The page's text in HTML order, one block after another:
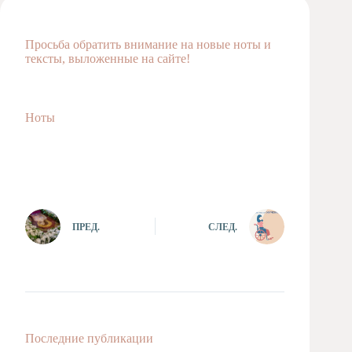
Музыкальное
Просьба обратить внимание на новые ноты и
тексты, выложенные на сайте!
Ноты
ПРЕД. СЛЕД.
Последние публикации